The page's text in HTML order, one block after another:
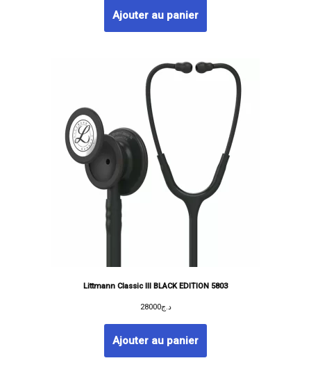
Ajouter au panier
Littmann Classic III BLACK EDITION 5803
د.ج28000
Ajouter au panier